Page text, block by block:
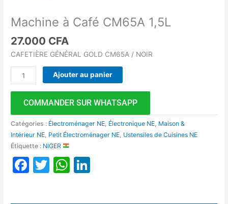
Machine à Café CM65A 1,5L
27.000 CFA
CAFETIÈRE GÉNÉRAL GOLD CM65A / NOIR
Ajouter au panier
COMMANDER SUR WHATSAPP
Catégories : Électroménager NE, Électronique NE, Maison &
Intérieur NE, Petit Électroménager NE, Ustensiles de Cuisines NE
Étiquette : NIGER
Facebook
TwitterWhatsApp